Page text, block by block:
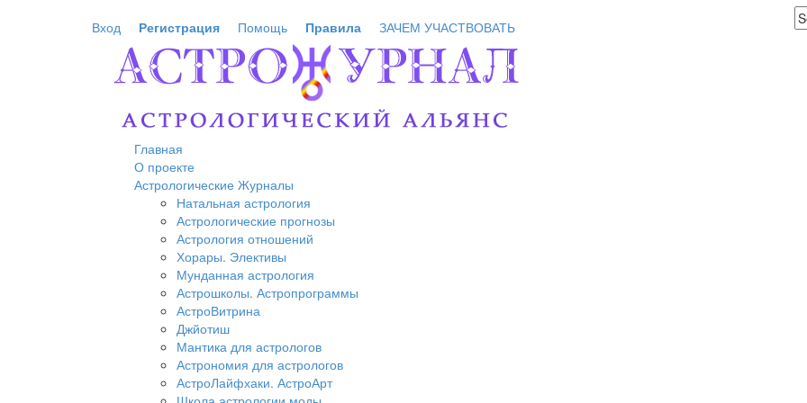
Вход
Регистрация Помощь Правила ЗАЧЕМ УЧАСТВОВАТЬ
Главная
О проекте
Астрологические Журналы
Натальная астрология
Астрологические прогнозы
Астрология отношений
Хорары. Элективы
Мунданная астрология
Астрошколы. Астропрограммы
АстроВитрина
Джйотиш
Мантика для астрологов
Астрономия для астрологов
АстроЛайфхаки. АстроАрт